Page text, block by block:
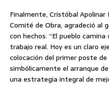
Finalmente, Cristóbal Apolinar
Comité de Obra, agradeció al
con hechos. “El pueblo
trabajo real. Hoy es un claro
colocación del primer poste
simbólicamente el arranque
una estrategia integral de